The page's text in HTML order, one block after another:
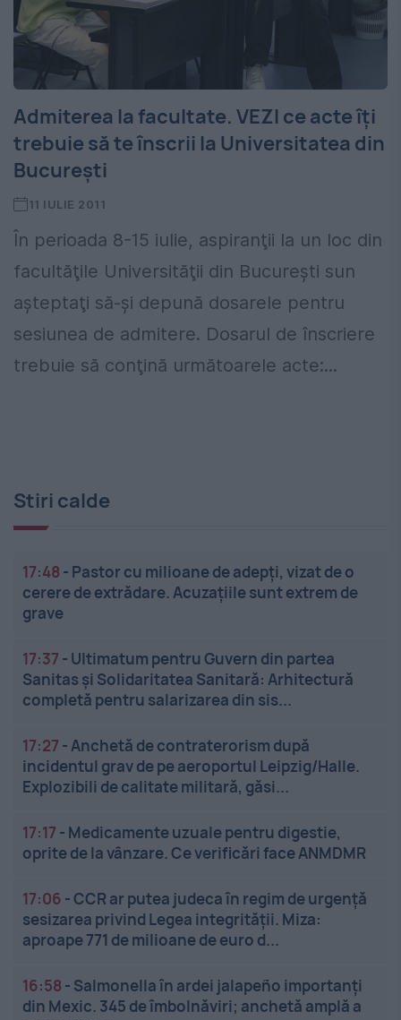
Admiterea la facultate. VEZI ce acte îți
trebuie să te înscrii la Universitatea din
Bucureşti
11 IULIE 2011
În perioada 8-15 iulie, aspiranţii la un loc din
facultăţile Universităţii din Bucureşti sun
aşteptaţi să-şi depună dosarele pentru
sesiunea de admitere. Dosarul de înscriere
trebuie să conţină următoarele acte:...
Stiri calde
17:48 - Pastor cu milioane de adepți, vizat de o
cerere de extrădare. Acuzațiile sunt extrem de
grave
17:37 - Ultimatum pentru Guvern din partea
Sanitas și Solidaritatea Sanitară: Arhitectură
completă pentru salarizarea din sis...
17:27 -Anchetă de contraterorism după
incidentul grav de pe aeroportul Leipzig/Halle.
Explozibili de calitate militară, găsi...
17:17 - Medicamente uzuale pentru digestie,
oprite de la vânzare. Ce verificări face ANMDMR
17:06 -CCR ar putea judeca în regim de urgență
sesizarea privind Legea integrității. Miza:
aproape 771 de milioane de euro d...
16:58 - Salmonella în ardei jalapeño importanți
din Mexic. 345 de îmbolnăviri; anchetă amplă a